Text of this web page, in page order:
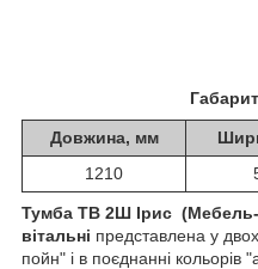
Довжина, мм
1210
Тумба ТВ 2Ш Ірис
вітальні представлена у
пойн" і в поєднанні кольорів